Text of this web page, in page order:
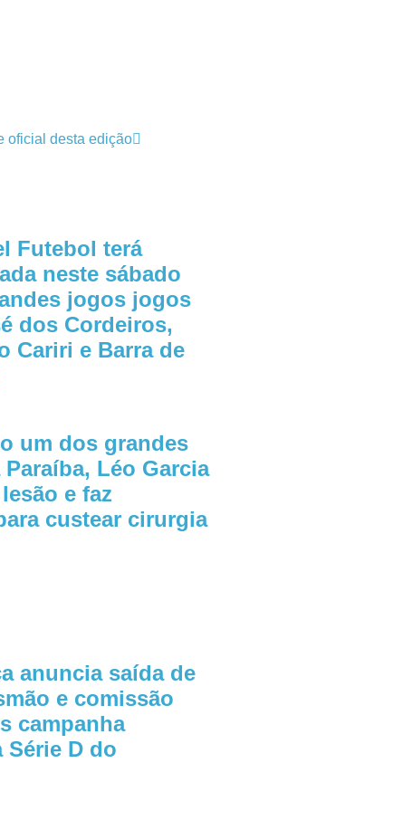
oficial desta edição
Futebol terá
neste sábado
jogos jogos
dos Cordeiros,
Cariri e Barra de
um dos grandes
Léo Garcia
e faz
custear cirurgia
anuncia saída de
e comissão
campanha
D do